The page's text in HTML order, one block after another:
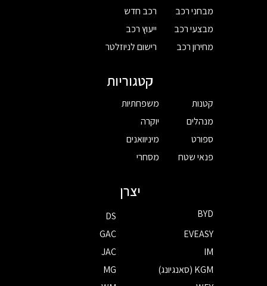
מבחני רכב
מבצעי רכב
מחירון רכב
רכב חדש
ייעוץ רכב
רישום לניוזלטר
קטגוריות
קטנות
מנהלים
ספורט
פנאי שטח
משפחתיות
יוקרה
מיניוואנים
מסחרי
יצרן
BYD
DS
EVEASY
GAC
IM
JAC
KGM (סאנגיונג)
MG